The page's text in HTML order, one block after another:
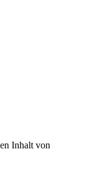
Inhalt von